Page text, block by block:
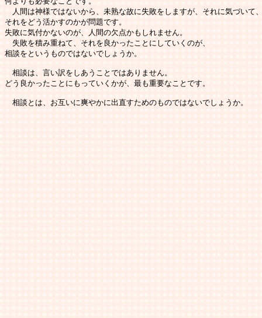
人間は神様ではないから、未熟な故に失敗をしますが、それに気づいて
それをどう活かすのかが問題です。
失敗に気付かないのが、人間の欠点かもしれません。
失敗を積み重ねて、それを良かったことにしていくのが、
相談をというものではないでしょうか。
相談は、言い訳をしあうことではありません。
どう良かったことにもっていくかが、最も重要なことです。
相談とは、お互いに爽やかに出直すためのものではないでしょうか。